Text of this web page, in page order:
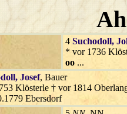
4 Suchodoll,
* vor 1736
oo ...
, Josef, Bauer
Klösterle † vor 1814
Ebersdorf